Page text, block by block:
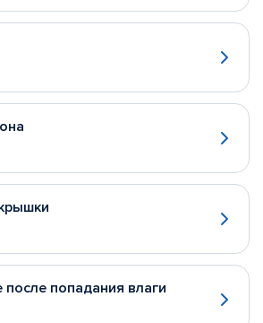
после попадания влаги